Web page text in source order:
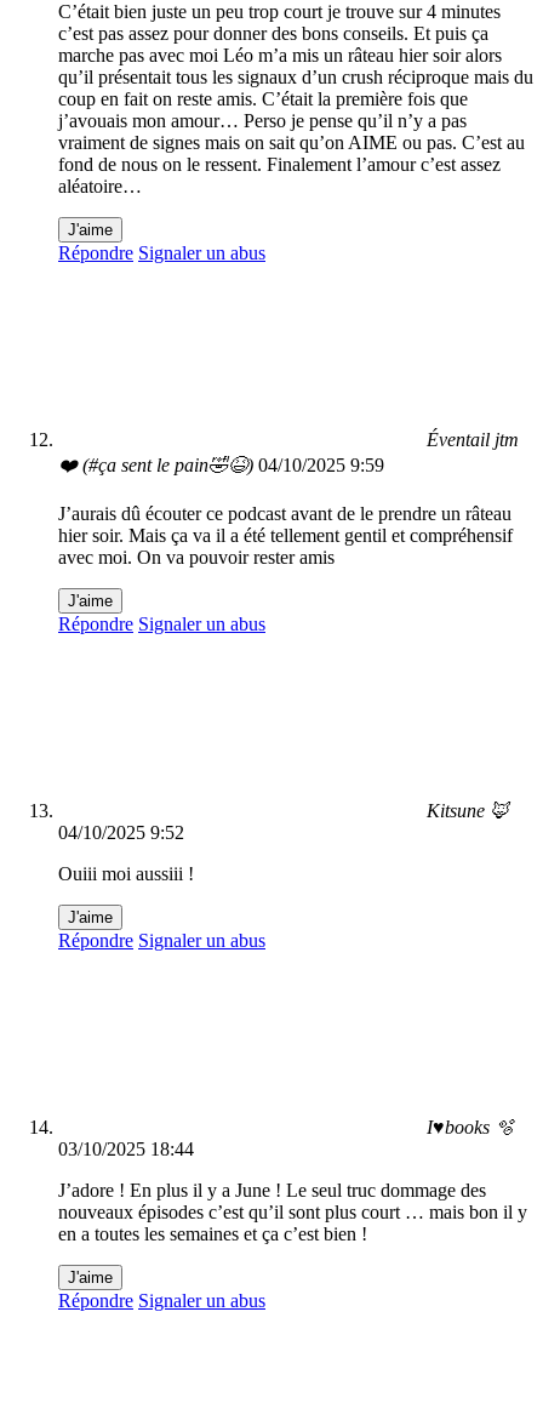
C’était bien juste un peu trop court je trouve sur 4 minutes
c’est pas assez pour donner des bons conseils. Et puis ça
marche pas avec moi Léo m’a mis un râteau hier soir alors
qu’il présentait tous les signaux d’un crush réciproque mais du
coup en fait on reste amis. C’était la première fois que
j’avouais mon amour… Perso je pense qu’il n’y a pas
vraiment de signes mais on sait qu’on AIME ou pas. C’est au
fond de nous on le ressent. Finalement l’amour c’est assez
aléatoire…
J'aime
Répondre Signaler un abus
Éventail jtm
❤️ (#ça sent le pain🤣😆) 04/10/2025 9:59
J’aurais dû écouter ce podcast avant de le prendre un râteau
hier soir. Mais ça va il a été tellement gentil et compréhensif
avec moi. On va pouvoir rester amis
J'aime
Répondre Signaler un abus
Kitsune 🦊
04/10/2025 9:52
Ouiii moi aussiii !
J'aime
Répondre Signaler un abus
I♥️books 🫧
03/10/2025 18:44
J’adore ! En plus il y a June ! Le seul truc dommage des
nouveaux épisodes c’est qu’il sont plus court … mais bon il y
en a toutes les semaines et ça c’est bien !
J'aime
Répondre Signaler un abus